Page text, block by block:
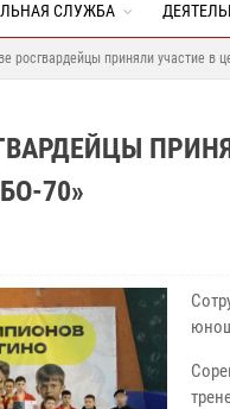
СЛУЖБА
росгвардейцы приняли участие в
70»